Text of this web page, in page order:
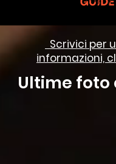
Scrivici per
informazioni,
Ultime foto